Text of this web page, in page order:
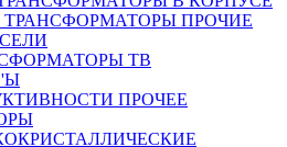
ТРАНСФОРМАТОРЫ ПРОЧИЕ
ТВ
'Ы
ПРОЧЕЕ